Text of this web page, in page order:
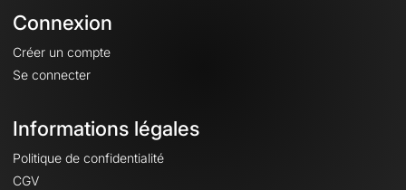
Connexion
Créer un compte
Se connecter
Informations légales
Politique de confidentialité
CGV